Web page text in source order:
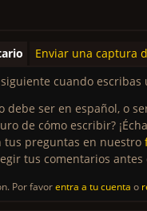
Enviar una captura
cuando escribas
debe ser en español, o
de cómo escribir?
tus preguntas en nuestro
tus comentarios antes
Por favorentra a tu cuenta o